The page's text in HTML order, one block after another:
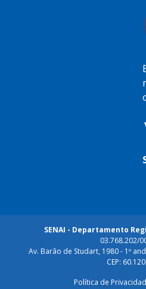
SENAI - Departamento
03.768.202/
Av. Barão de Studart, 1980 - 1º
CEP:
Política de